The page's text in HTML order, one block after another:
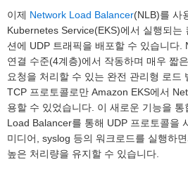
이제 Network Load Balancer(NLB)를 사
Kubernetes Service(EKS)에서 실행되는
션에 UDP 트래픽을 배포할 수 있습니다.
연결 수준(4계층)에서 작동하며 매우 짧
요청을 처리할 수 있는 완전 관리형 로드
TCP 프로토콜로만 Amazon EKS에서
용할 수 있었습니다. 이 새로운 기능을
Load Balancer를 통해 UDP 프로토콜을
미디어, syslog 등의 워크로드를 실행하
높은 처리량을 유지할 수 있습니다.